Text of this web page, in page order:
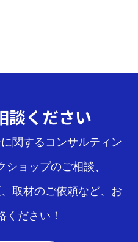
談ください
関するコンサルティン
ョップのご相談、
取材のご依頼など、お
ください！